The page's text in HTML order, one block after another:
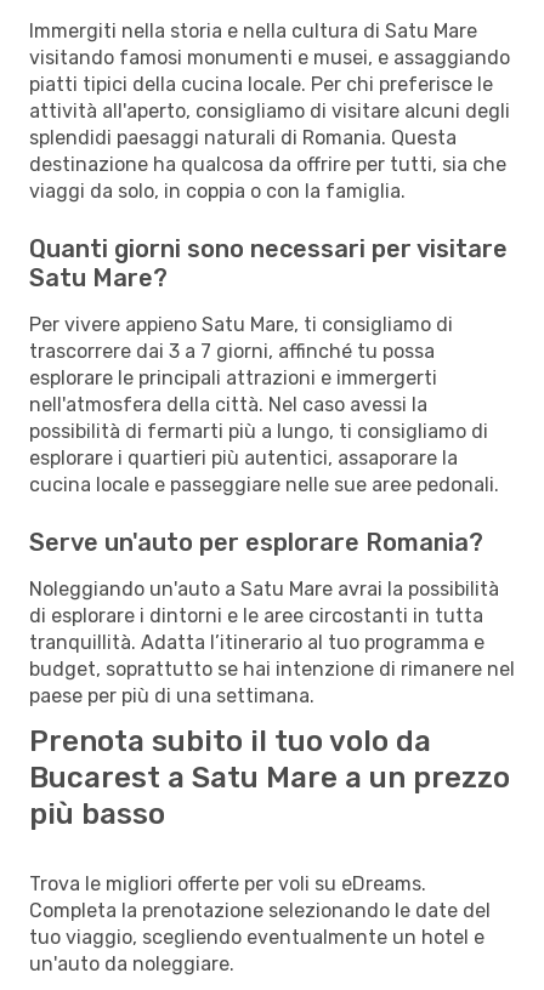
Immergiti nella storia e nella cultura di Satu Mare
visitando famosi monumenti e musei, e assaggiando
piatti tipici della cucina locale. Per chi preferisce le
attività all'aperto, consigliamo di visitare alcuni degli
splendidi paesaggi naturali di Romania. Questa
destinazione ha qualcosa da offrire per tutti, sia che
viaggi da solo, in coppia o con la famiglia.
Quanti giorni sono necessari per visitare
Satu Mare?
Per vivere appieno Satu Mare, ti consigliamo di
trascorrere dai 3 a 7 giorni, affinché tu possa
esplorare le principali attrazioni e immergerti
nell'atmosfera della città. Nel caso avessi la
possibilità di fermarti più a lungo, ti consigliamo di
esplorare i quartieri più autentici, assaporare la
cucina locale e passeggiare nelle sue aree pedonali.
Serve un'auto per esplorare Romania?
Noleggiando un'auto a Satu Mare avrai la possibilità
di esplorare i dintorni e le aree circostanti in tutta
tranquillità. Adatta l’itinerario al tuo programma e
budget, soprattutto se hai intenzione di rimanere nel
paese per più di una settimana.
Prenota subito il tuo volo da
Bucarest a Satu Mare a un prezzo
più basso
Trova le migliori offerte per voli su eDreams.
Completa la prenotazione selezionando le date del
tuo viaggio, scegliendo eventualmente un hotel e
un'auto da noleggiare.